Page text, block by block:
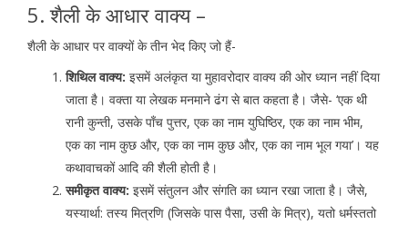
5. शैली के आधार वाक्य –
शैली के आधार पर वाक्यों के तीन भेद किए जो हैं-
शिथिल वाक्य: इसमें अलंकृत या मुहावरोदार वाक्य की ओर ध्यान नहीं दिया
जाता है। वक्ता या लेखक मनमाने ढंग से बात कहता है। जैसे- ‘एक थी
रानी कुन्ती, उसके पाँच पुत्तर, एक का नाम युघिष्ठिर, एक का नाम भीम,
एक का नाम कुछ और, एक का नाम कुछ और, एक का नाम भूल गया’। यह
कथावाचकों आदि की शैली होती है।
समीकृत वाक्य: इसमें संतुलन और संगति का ध्यान रखा जाता है। जैसे,
यस्यार्था: तस्य मित्रणि (जिसके पास पैसा, उसी के मित्र), यतो धर्मस्ततो